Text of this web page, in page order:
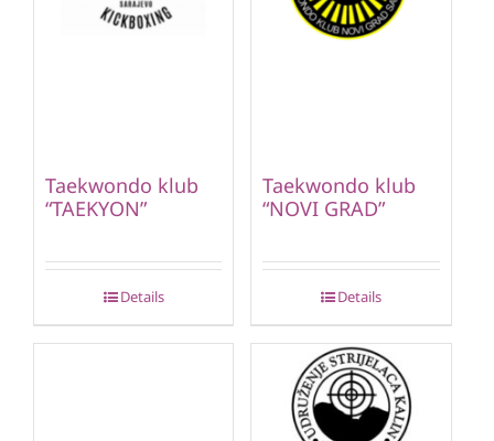
Taekwondo klub
“TAEKYON”
Details
Taekwondo klub
“NOVI GRAD”
Details